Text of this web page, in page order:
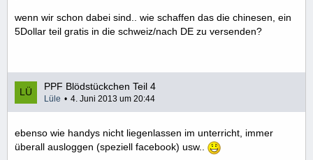
wenn wir schon dabei sind.. wie schaffen das die chinesen, ein
5Dollar teil gratis in die schweiz/nach DE zu versenden?
PPF Blödstückchen Teil 4
Lüle 4. Juni 2013 um 20:44
ebenso wie handys nicht liegenlassen im unterricht, immer
überall ausloggen (speziell facebook) usw..